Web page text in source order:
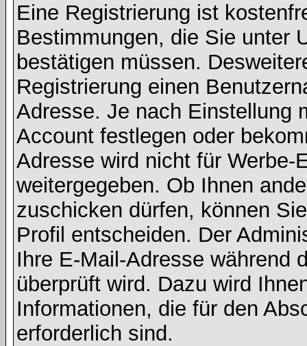
Eine Registrierung ist
Bestimmungen, die Sie unter
bestätigen müssen.
Registrierung einen
Adresse. Je nach Einstellung
Account festlegen oder
Adresse wird nicht für
weitergegeben. Ob Ihnen
zuschicken dürfen, können
Profil entscheiden. Der
Ihre E-Mail-Adresse während
überprüft wird. Dazu wird
Informationen, die für den
erforderlich sind.